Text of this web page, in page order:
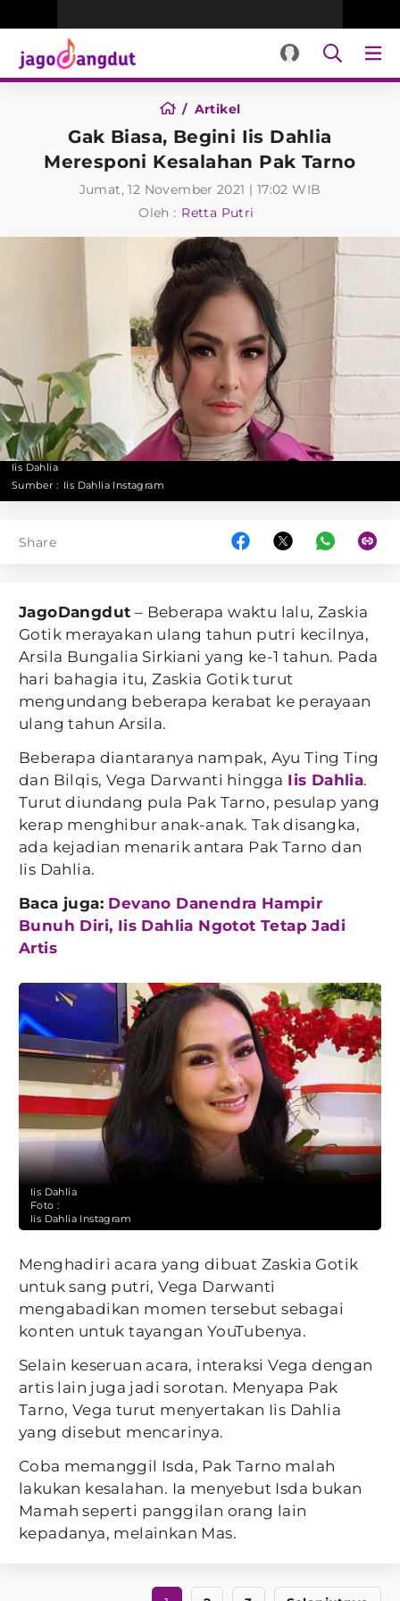
Artikel
Gak Biasa, Begini Iis Dahlia
Meresponi Kesalahan Pak Tarno
Jumat, 12 November 2021 | 17:02 WIB
Oleh : Retta Putri
Iis Dahlia
Sumber : Iis Dahlia Instagram
Share
JagoDangdut – Beberapa waktu lalu, Zaskia
Gotik merayakan ulang tahun putri kecilnya,
Arsila Bungalia Sirkiani yang ke-1 tahun. Pada
hari bahagia itu, Zaskia Gotik turut
mengundang beberapa kerabat ke perayaan
ulang tahun Arsila.
Beberapa diantaranya nampak, Ayu Ting Ting
dan Bilqis, Vega Darwanti hingga Iis Dahlia.
Turut diundang pula Pak Tarno, pesulap yang
kerap menghibur anak-anak. Tak disangka,
ada kejadian menarik antara Pak Tarno dan
Iis Dahlia.
Baca juga: Devano Danendra Hampir
Bunuh Diri, Iis Dahlia Ngotot Tetap Jadi
Artis
Iis Dahlia
Foto :
Iis Dahlia Instagram
Menghadiri acara yang dibuat Zaskia Gotik
untuk sang putri, Vega Darwanti
mengabadikan momen tersebut sebagai
konten untuk tayangan YouTubenya.
Selain keseruan acara, interaksi Vega dengan
artis lain juga jadi sorotan. Menyapa Pak
Tarno, Vega turut menyertakan Iis Dahlia
yang disebut mencarinya.
Coba memanggil Isda, Pak Tarno malah
lakukan kesalahan. Ia menyebut Isda bukan
Mamah seperti panggilan orang lain
kepadanya, melainkan Mas.